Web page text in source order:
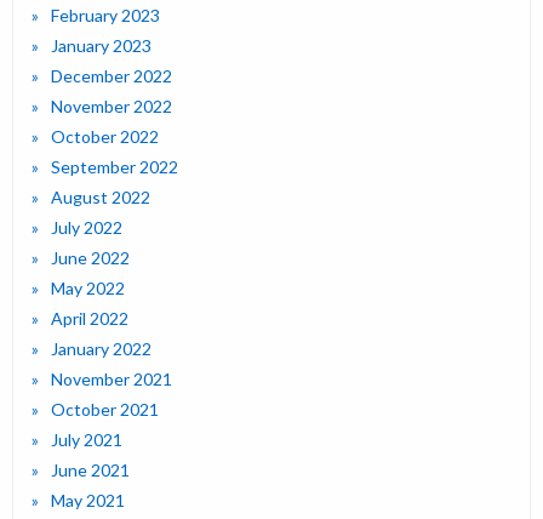
February 2023
January 2023
December 2022
November 2022
October 2022
September 2022
August 2022
July 2022
June 2022
May 2022
April 2022
January 2022
November 2021
October 2021
July 2021
June 2021
May 2021